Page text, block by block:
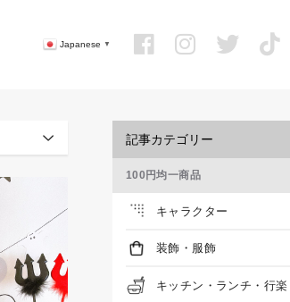
Japanese ▼
記事カテゴリー
100円均一商品
キャラクター
装飾・服飾
キッチン・ランチ・行楽